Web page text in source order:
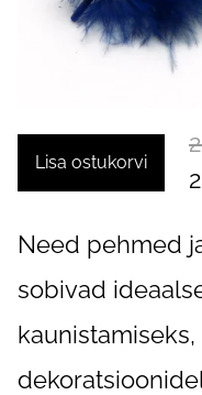
Lisa ostukorvi
Need pehmed
sobivad